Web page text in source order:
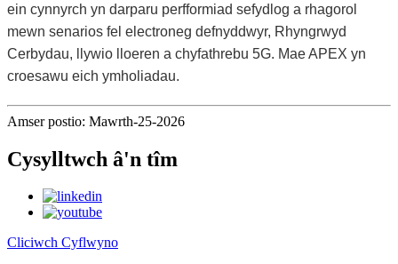
ein cynnyrch yn darparu perfformiad sefydlog a rhagorol
mewn senarios fel electroneg defnyddwyr, Rhyngrwyd
Cerbydau, llywio lloeren a chyfathrebu 5G. Mae APEX yn
croesawu eich ymholiadau.
Amser postio: Mawrth-25-2026
Cysylltwch â'n tîm
Cliciwch Cyflwyno